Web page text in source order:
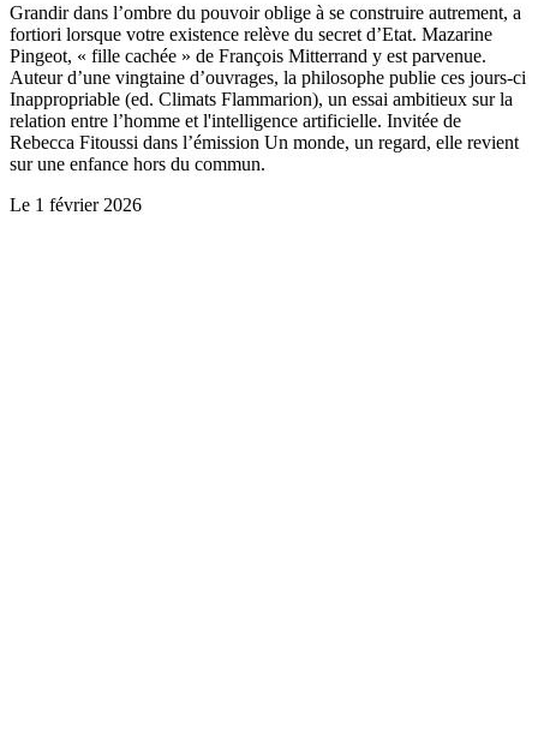
Grandir dans l’ombre du pouvoir oblige à se construire autrement, a
fortiori lorsque votre existence relève du secret d’Etat. Mazarine
Pingeot, « fille cachée » de François Mitterrand y est parvenue.
Auteur d’une vingtaine d’ouvrages, la philosophe publie ces jours-ci
Inappropriable (ed. Climats Flammarion), un essai ambitieux sur la
relation entre l’homme et l'intelligence artificielle. Invitée de
Rebecca Fitoussi dans l’émission Un monde, un regard, elle revient
sur une enfance hors du commun.
Le 1 février 2026